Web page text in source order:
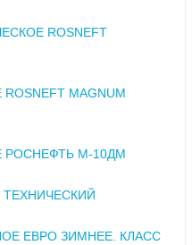
ROSNEFT
MAGNUM
М-10ДМ
ЕВРО ЗИМНЕЕ. КЛАСС